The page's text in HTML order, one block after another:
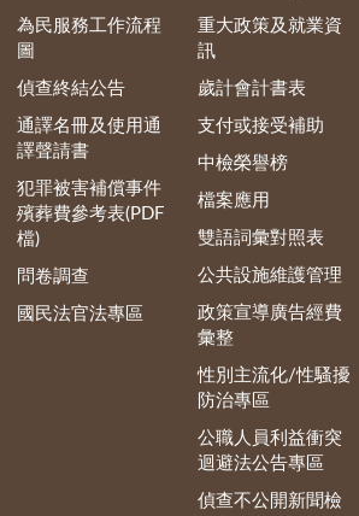
為民服務工作流程
圖
偵查終結公告
通譯名冊及使用通
譯聲請書
犯罪被害補償事件
殯葬費參考表(PDF
檔)
問卷調查
國民法官法專區
重大政策及就業資
訊
歲計會計書表
支付或接受補助
中檢榮譽榜
檔案應用
雙語詞彙對照表
公共設施維護管理
政策宣導廣告經費
彙整
性別主流化/性騷擾
防治專區
公職人員利益衝突
迴避法公告專區
偵查不公開新聞檢